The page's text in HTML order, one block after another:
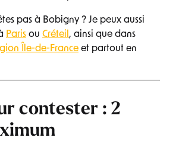
pas à Bobigny ? Je peux aussi
Paris ou Créteil , ainsi que dans
Île-de-France et partout en
contester : 2